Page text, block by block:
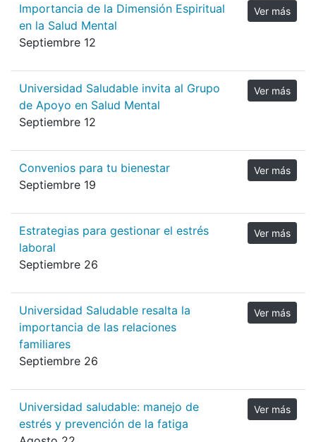
Importancia de la Dimensión Espiritual
en la Salud Mental
Septiembre 12
Ver más
Universidad Saludable invita al Grupo
de Apoyo en Salud Mental
Septiembre 12
Ver más
Convenios para tu bienestar
Septiembre 19
Ver más
Estrategias para gestionar el estrés
laboral
Septiembre 26
Ver más
Universidad Saludable resalta la
importancia de las relaciones
familiares
Septiembre 26
Ver más
Universidad saludable: manejo de
estrés y prevención de la fatiga
Ver más